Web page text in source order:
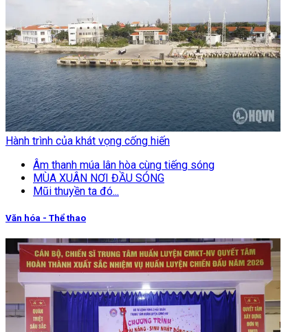
Hành trình của khát vọng cống hiến
Âm thanh múa lân hòa cùng tiếng sóng
MÙA XUÂN NƠI ĐẦU SÓNG
Mũi thuyền ta đó...
Văn hóa - Thể thao